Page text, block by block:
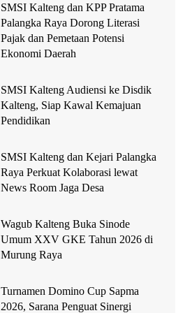
SMSI Kalteng dan KPP Pratama
Palangka Raya Dorong Literasi
Pajak dan Pemetaan Potensi
Ekonomi Daerah
SMSI Kalteng Audiensi ke Disdik
Kalteng, Siap Kawal Kemajuan
Pendidikan
SMSI Kalteng dan Kejari Palangka
Raya Perkuat Kolaborasi lewat
News Room Jaga Desa
Wagub Kalteng Buka Sinode
Umum XXV GKE Tahun 2026 di
Murung Raya
Turnamen Domino Cup Sapma
2026, Sarana Penguat Sinergi